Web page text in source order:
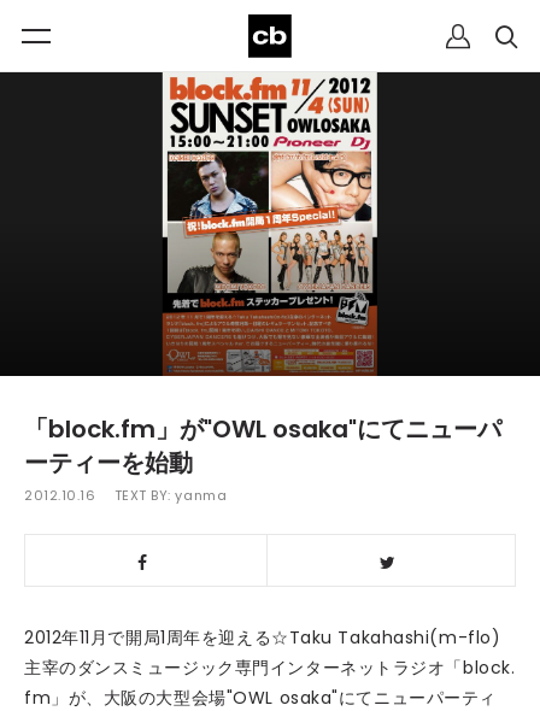
「block.fm」が"OWL osaka"にてニューパ
ーティーを始動
2012.10.16 TEXT BY:yanma
2012年11月で開局1周年を迎える☆Taku Takahashi(m-flo)
主宰のダンスミュージック専門インターネットラジオ「block.
fm」が、大阪の大型会場"OWL osaka"にてニューパーティ